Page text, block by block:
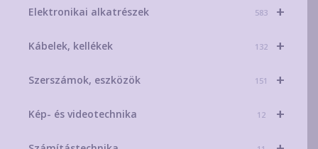
+
Elektronikai alkatrészek 583
+
Kábelek, kellékek 132
+
Szerszámok, eszközök 151
+
Kép- és videotechnika 12